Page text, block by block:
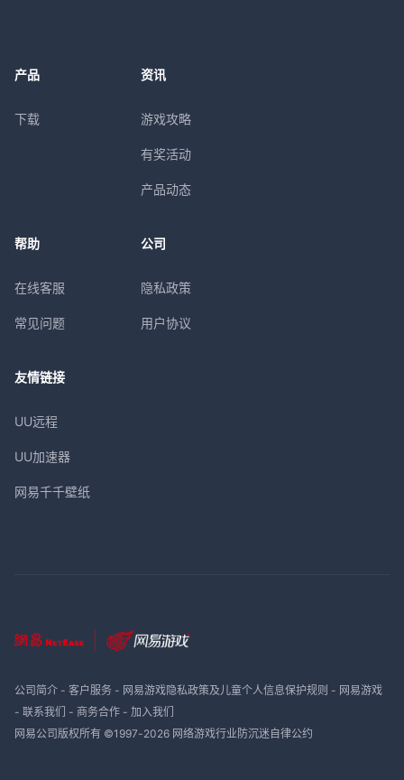
产品
下载
资讯
游戏攻略
有奖活动
产品动态
帮助
在线客服
常见问题
公司
隐私政策
用户协议
友情链接
UU远程
UU加速器
网易千千壁纸
公司简介- 客户服务- 网易游戏隐私政策及儿童个人信息保护规则 - 网易游戏
- 联系我们 - 商务合作- 加入我们
网易公司版权所有 ©1997-2026 网络游戏行业防沉迷自律公约